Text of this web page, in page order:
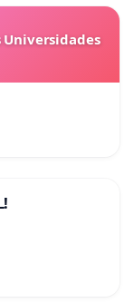
Universidades